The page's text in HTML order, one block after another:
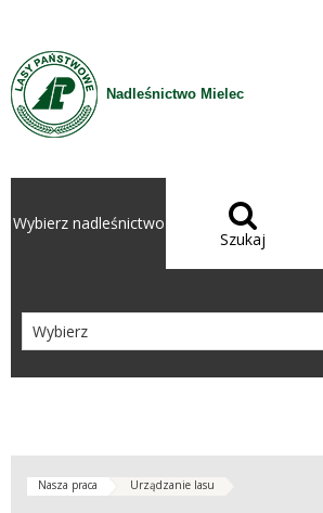
Nadleśnictwo Mielec
Wybierz nadleśnictwo 
Szukaj
Nasza praca Urządzanie lasu